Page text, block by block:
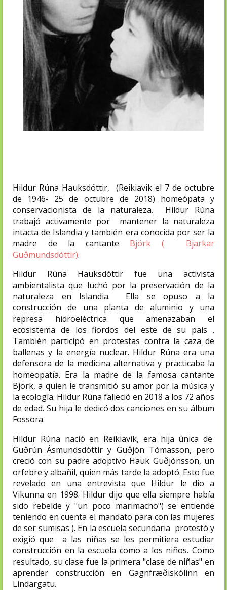
Hildur Rúna Hauksdóttir, (Reikiavik el 7 de octubre
de 1946- 25 de octubre de 2018) homeópata y
conservacionista de la naturaleza. Hildur Rúna
trabajó activamente por mantener la naturaleza
intacta de Islandia y también era conocida por ser la
madre de la cantante Björk ( Bjarkar
Guðmundsdóttir).
Hildur Rúna Hauksdóttir fue una activista
ambientalista que luchó por la preservación de la
naturaleza en Islandia. Ella se opuso a la
construcción de una planta de aluminio y una
represa hidroeléctrica que amenazaban el
ecosistema de los fiordos del este de su país .
También participó en protestas contra la caza de
ballenas y la energía nuclear. Hildur Rúna era una
defensora de la medicina alternativa y practicaba la
homeopatía. Era la madre de la famosa cantante
Björk, a quien le transmitió su amor por la música y
la ecología. Hildur Rúna falleció en 2018 a los 72 años
de edad. Su hija le dedicó dos canciones en su álbum
Fossora.
Hildur Rúna nació en Reikiavik, era hija única de
Guðrún Ásmundsdóttir y Guðjón Tómasson, pero
creció con su padre adoptivo Hauk Guðjónsson, un
orfebre y albañil, quien más tarde la adoptó. Esto fue
revelado en una entrevista que Hildur le dio a
Vikunna en 1998. Hildur dijo que ella siempre había
sido rebelde y "un poco marimacho"( se entiende
teniendo en cuenta el mandato para con las mujeres
de ser sumisas ). En la escuela secundaria protestó y
exigió que a las niñas se les permitiera estudiar
construcción en la escuela como a los niños. Como
resultado, su clase fue la primera "clase de niñas" en
aprender construcción en Gagnfræðiskólinn en
Lindargatu.